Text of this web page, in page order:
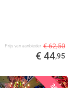
Prijs van aanbieder € 62,50
€ 44,95